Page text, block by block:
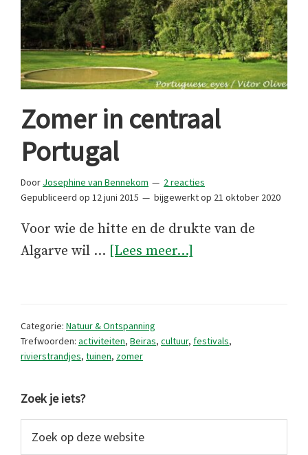
Zomer in centraal
Portugal
Door Josephine van Bennekom
2 reacties
Gepubliceerd op 12 juni 2015 bijgewerkt op 21 oktober 2020
Voor wie de hitte en de drukte van de
Algarve wil … [Lees meer...]
Categorie: Natuur & Ontspanning
Trefwoorden: activiteiten, Beiras, cultuur, festivals,
rivierstrandjes, tuinen, zomer
Primaire
Sidebar
Zoek je iets?
op